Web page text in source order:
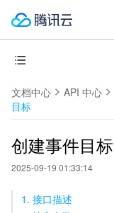
文档中心 API 中心
目标
创建事件目标
2025-09-19 01:33:14
1. 接口描述